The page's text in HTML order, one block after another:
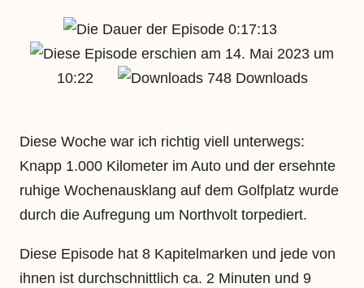
0:17:13
14. Mai 2023 um
10:22
748 Downloads
Diese Woche war ich richtig viell unterwegs:
Knapp 1.000 Kilometer im Auto und der ersehnte
ruhige Wochenausklang auf dem Golfplatz wurde
durch die Aufregung um Northvolt torpediert.
Diese Episode hat 8 Kapitelmarken und jede von
ihnen ist durchschnittlich ca. 2 Minuten und 9